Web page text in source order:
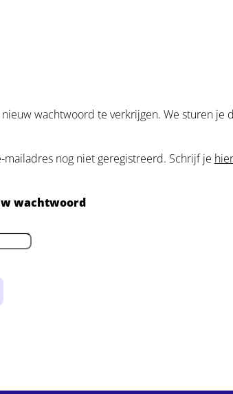
wachtwoord te verkrijgen. We sturen
mailadres nog niet geregistreerd. Schrijf je hier
wachtwoord